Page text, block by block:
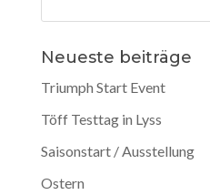
Neueste beiträge
Triumph Start Event
Töff Testtag in Lyss
Saisonstart / Ausstellung
Ostern